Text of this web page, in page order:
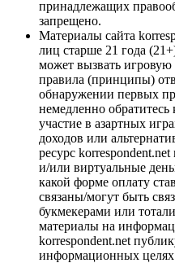
принадлежащих
запрещено.
Материалы сайта
лиц старше 21 года
может вызвать
правила (принципы)
обнаружении первых
немедленно
участие в азартных
доходов или
ресурс
и/или виртуальные
какой форме оплату
связаны/могут быть
букмекерами или
материалы на
korrespondent.net
информационных